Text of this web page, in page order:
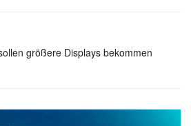
größere Displays bekommen